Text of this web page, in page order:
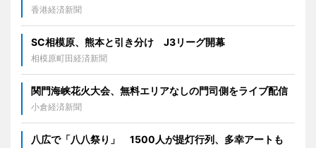
香港経済新聞
SC相模原、熊本と引き分け J3リーグ開幕
相模原町田経済新聞
関門海峡花火大会、無料エリアなしの門司側をライブ配信
小倉経済新聞
八広で「八八祭り」 1500人が提灯行列、多幸アートも